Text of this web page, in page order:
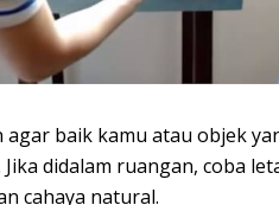
agar baik kamu atau objek
didalam ruangan, coba
cahaya natural.